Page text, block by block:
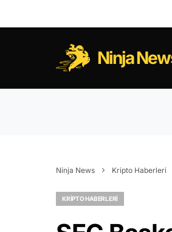
Ninja
Ninja News Kripto Haberleri
KRIPTO HABERLERI